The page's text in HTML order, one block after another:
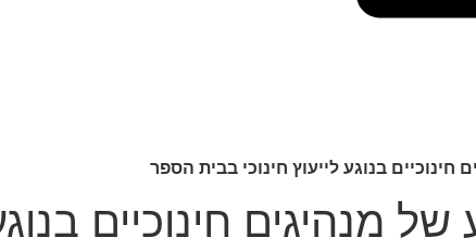
בנוגע לייעוץ חינוכי בבית הספר
מנהיגים חינוכיים